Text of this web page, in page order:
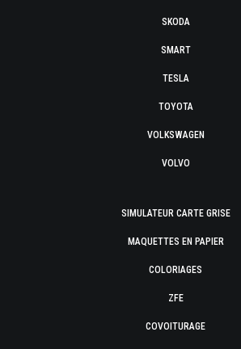
SKODA
SMART
TESLA
TOYOTA
VOLKSWAGEN
VOLVO
SIMULATEUR CARTE GRISE
MAQUETTES EN PAPIER
COLORIAGES
ZFE
COVOITURAGE